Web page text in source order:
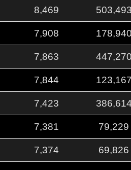
8,469 503,493
7,908 178,940
7,863 447,270
7,844 123,167
7,423 386,614
7,381 79,229
7,374 69,826